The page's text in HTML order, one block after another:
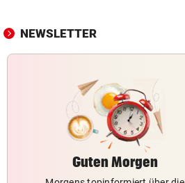
NEWSLETTER
Guten Morgen